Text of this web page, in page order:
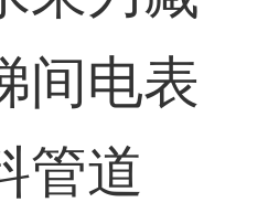
间电表
管道